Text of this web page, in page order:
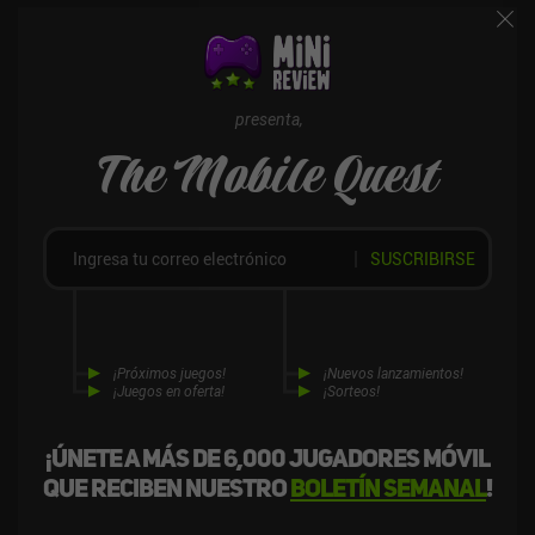
jugar, pero como sólo hay 38 niveles y ninguna razón para volver a
visitarlos, los problemas fueron pocos. A pesar de sus defectos,
Where Shadows Slumber es un juego de puzles único, difícil de
dejar y que merece la pena por su precio de 2,99 $.Trigger Warning:
en las escenas.
presenta,
The Mobile Quest
¡Únete a más de 6,000 jugadores móvil
que reciben nuestroboletín semanal!
¡Próximos juegos!
¡Juegos en oferta!
¡Nuevos lanzamientos!
¡Sorteos!
SUSCRIBIRSE